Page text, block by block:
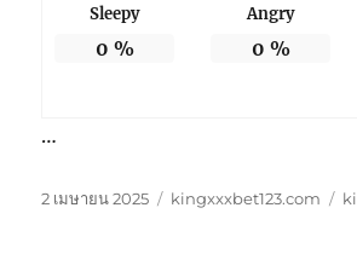
Sleepy
0 %
Angry
0 %
…
เขียน
2 เมษายน 2025
หมวด
kingxxxbet123.com
ป้